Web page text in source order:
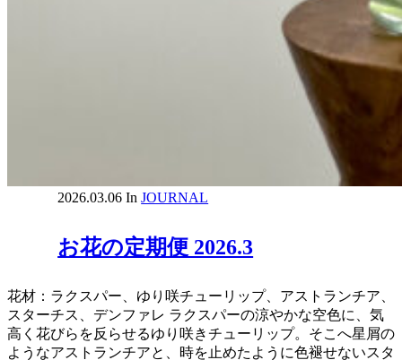
2026.03.06 In JOURNAL
お花の定期便 2026.3
花材：ラクスパー、ゆり咲チューリップ、アストランチア、
スターチス、デンファレ ラクスパーの涼やかな空色に、気
高く花びらを反らせるゆり咲きチューリップ。そこへ星屑の
ようなアストランチアと、時を止めたように色褪せないスタ